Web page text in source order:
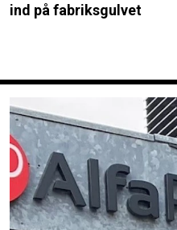
ind på fabriksgulvet